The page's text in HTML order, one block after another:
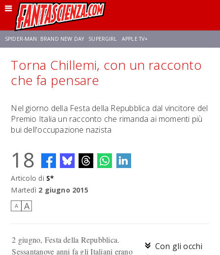
SPIDER-MAN: BRAND NEW DAY SUPERGIRL APPLE TV+
FRANCO RICCIARDIELLO ZENDAYA STAR TREK AVENGERS: DOOMSDAY
Torna Chillemi, con un racconto
che fa pensare
Nel giorno della Festa della Repubblica dal vincitore del
Premio Italia un racconto che rimanda ai momenti più
bui dell'occupazione nazista
18
Articolo di S*
Martedì 2 giugno 2015
A A
Con gli occhi
2 giugno, Festa della Repubblica.
Sessantanove anni fa gli Italiani erano